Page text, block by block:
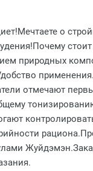
о
природных
отмечают